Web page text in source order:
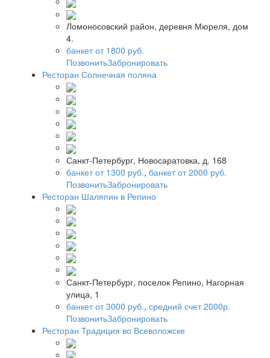
Ломоносовский район, деревня Мюреля, дом
4.
банкет от 1800 руб.
ПозвонитьЗабронировать
Ресторан Солнечная поляна
Санкт-Петербург, Новосаратовка, д. 168
банкет от 1300 руб., банкет от 2000 руб.
ПозвонитьЗабронировать
Ресторан Шаляпин в Репино
Санкт-Петербург, поселок Репино, Нагорная
улица, 1
банкет от 3000 руб., средний счет 2000р.
ПозвонитьЗабронировать
Ресторан Традиция во Всеволожске